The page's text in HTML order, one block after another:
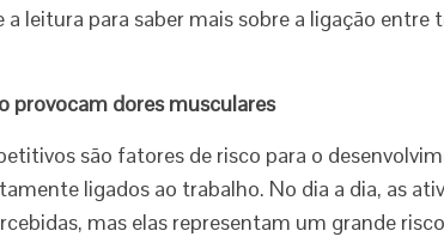
leitura para saber mais sobre a ligação entre
provocam dores musculares
são fatores de risco para o
ligados ao trabalho. No dia a dia, as
mas elas representam um grande